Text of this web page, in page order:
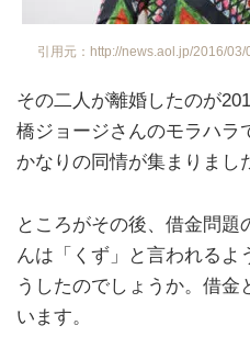
引用元：http://news.aol.jp/2016/
その二人が離婚したのが
橋ジョージさんのモラハラ
かなりの同情が集まりまし
ところがその後、借金問題
んは「くず」と言われるよ
うしたのでしょうか。借金
います。